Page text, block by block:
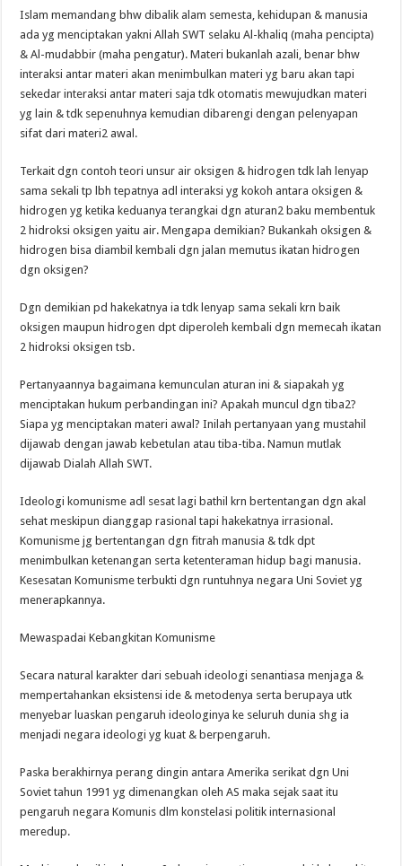
Islam memandang bhw dibalik alam semesta, kehidupan & manusia
ada yg menciptakan yakni Allah SWT selaku Al-khaliq (maha pencipta)
& Al-mudabbir (maha pengatur). Materi bukanlah azali, benar bhw
interaksi antar materi akan menimbulkan materi yg baru akan tapi
sekedar interaksi antar materi saja tdk otomatis mewujudkan materi
yg lain & tdk sepenuhnya kemudian dibarengi dengan pelenyapan
sifat dari materi2 awal.
Terkait dgn contoh teori unsur air oksigen & hidrogen tdk lah lenyap
sama sekali tp lbh tepatnya adl interaksi yg kokoh antara oksigen &
hidrogen yg ketika keduanya terangkai dgn aturan2 baku membentuk
2 hidroksi oksigen yaitu air. Mengapa demikian? Bukankah oksigen &
hidrogen bisa diambil kembali dgn jalan memutus ikatan hidrogen
dgn oksigen?
Dgn demikian pd hakekatnya ia tdk lenyap sama sekali krn baik
oksigen maupun hidrogen dpt diperoleh kembali dgn memecah ikatan
2 hidroksi oksigen tsb.
Pertanyaannya bagaimana kemunculan aturan ini & siapakah yg
menciptakan hukum perbandingan ini? Apakah muncul dgn tiba2?
Siapa yg menciptakan materi awal? Inilah pertanyaan yang mustahil
dijawab dengan jawab kebetulan atau tiba-tiba. Namun mutlak
dijawab Dialah Allah SWT.
Ideologi komunisme adl sesat lagi bathil krn bertentangan dgn akal
sehat meskipun dianggap rasional tapi hakekatnya irrasional.
Komunisme jg bertentangan dgn fitrah manusia & tdk dpt
menimbulkan ketenangan serta ketenteraman hidup bagi manusia.
Kesesatan Komunisme terbukti dgn runtuhnya negara Uni Soviet yg
menerapkannya.
Mewaspadai Kebangkitan Komunisme
Secara natural karakter dari sebuah ideologi senantiasa menjaga &
mempertahankan eksistensi ide & metodenya serta berupaya utk
menyebar luaskan pengaruh ideologinya ke seluruh dunia shg ia
menjadi negara ideologi yg kuat & berpengaruh.
Paska berakhirnya perang dingin antara Amerika serikat dgn Uni
Soviet tahun 1991 yg dimenangkan oleh AS maka sejak saat itu
pengaruh negara Komunis dlm konstelasi politik internasional
meredup.